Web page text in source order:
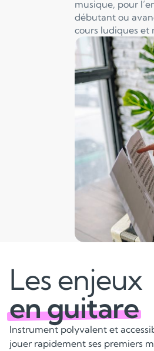
musique, pour
débutant ou
cours ludiques et
Les enjeux
en guitare
Instrument polyvalent et
jouer rapidement ses premiers